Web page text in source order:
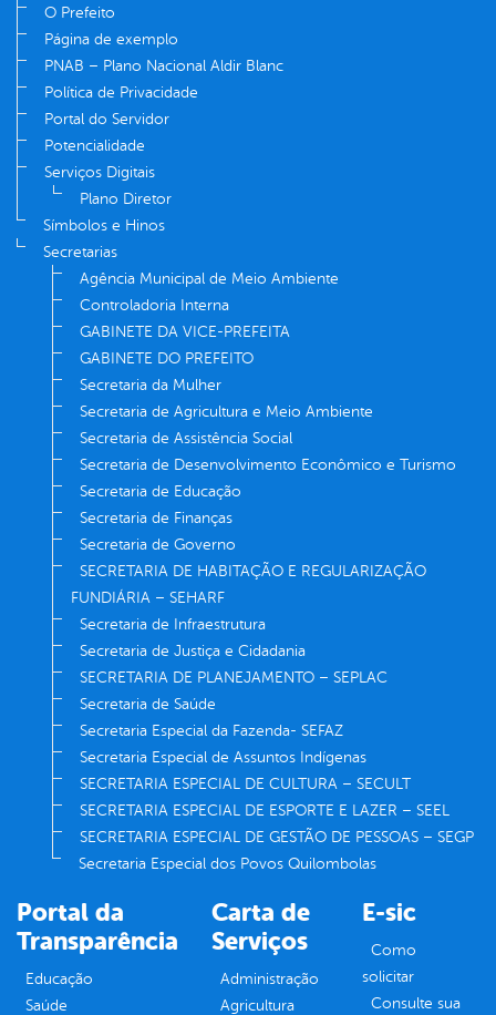
O Prefeito
Página de exemplo
PNAB – Plano Nacional Aldir Blanc
Política de Privacidade
Portal do Servidor
Potencialidade
Serviços Digitais
Plano Diretor
Símbolos e Hinos
Secretarias
Agência Municipal de Meio Ambiente
Controladoria Interna
GABINETE DA VICE-PREFEITA
GABINETE DO PREFEITO
Secretaria da Mulher
Secretaria de Agricultura e Meio Ambiente
Secretaria de Assistência Social
Secretaria de Desenvolvimento Econômico e Turismo
Secretaria de Educação
Secretaria de Finanças
Secretaria de Governo
SECRETARIA DE HABITAÇÃO E REGULARIZAÇÃO
FUNDIÁRIA – SEHARF
Secretaria de Infraestrutura
Secretaria de Justiça e Cidadania
SECRETARIA DE PLANEJAMENTO – SEPLAC
Secretaria de Saúde
Secretaria Especial da Fazenda- SEFAZ
Secretaria Especial de Assuntos Indígenas
SECRETARIA ESPECIAL DE CULTURA – SECULT
SECRETARIA ESPECIAL DE ESPORTE E LAZER – SEEL
SECRETARIA ESPECIAL DE GESTÃO DE PESSOAS – SEGP
Secretaria Especial dos Povos Quilombolas
Portal da
Transparência
Educação
Saúde
Carta de
Serviços
Administração
Agricultura
E-sic
Como
solicitar
Consulte sua